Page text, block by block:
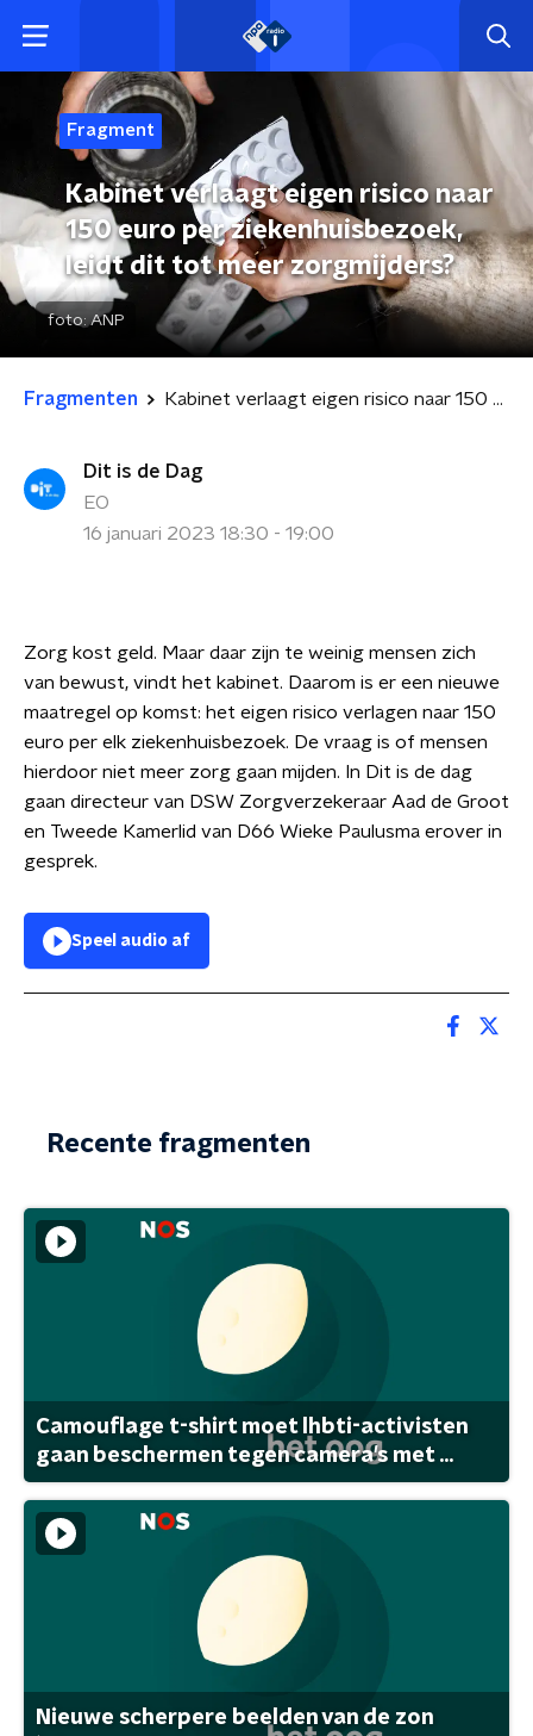
Fragment
Kabinet verlaagt eigen risico naar
150 euro per ziekenhuisbezoek,
leidt dit tot meer zorgmijders?
foto:ANP
Fragmenten Kabinet verlaagt eigen risico naar 150 euro per ziekenhuisbezoek, leidt dit tot meer zorgmijders?
Dit is de Dag
EO
16 januari 2023 18:30 - 19:00
Zorg kost geld. Maar daar zijn te weinig mensen zich
van bewust, vindt het kabinet. Daarom is er een nieuwe
maatregel op komst: het eigen risico verlagen naar 150
euro per elk ziekenhuisbezoek. De vraag is of mensen
hierdoor niet meer zorg gaan mijden. In Dit is de dag
gaan directeur van DSW Zorgverzekeraar Aad de Groot
en Tweede Kamerlid van D66 Wieke Paulusma erover in
gesprek.
Speel audio af
Recente fragmenten
Camouflage t-shirt moet lhbti-activisten
gaan beschermen tegen camera's met ...
Nieuwe scherpere beelden van de zon